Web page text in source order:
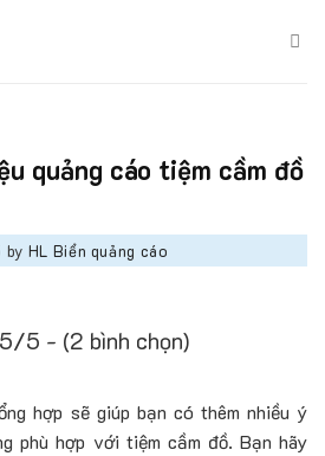
quảng cáo tiệm cầm đồ
by HL Biển quảng cáo
5/5 - (2 bình chọn)
hợp sẽ giúp bạn có thêm nhiều ý
phù hợp với tiệm cầm đồ. Bạn hãy